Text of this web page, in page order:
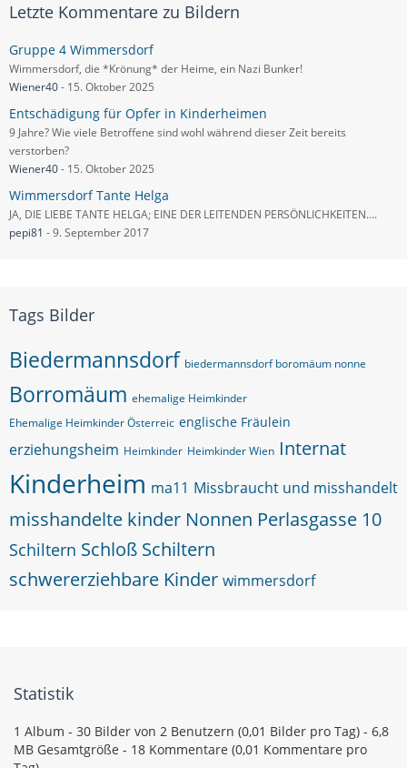
Letzte Kommentare zu Bildern
Gruppe 4 Wimmersdorf
Wimmersdorf, die *Krönung* der Heime, ein Nazi Bunker!
Wiener40- 15. Oktober 2025
Entschädigung für Opfer in Kinderheimen
9 Jahre? Wie viele Betroffene sind wohl während dieser Zeit bereits
verstorben?
Wiener40- 15. Oktober 2025
Wimmersdorf Tante Helga
JA, DIE LIEBE TANTE HELGA; EINE DER LEITENDEN PERSÖNLICHKEITEN....
pepi81 -9. September 2017
Tags Bilder
Biedermannsdorf biedermannsdorf boromäum nonne
Borromäum ehemalige Heimkinder
Ehemalige Heimkinder Österreic englische Fräulein
erziehungsheim Heimkinder Heimkinder Wien Internat
Kinderheim ma11 Missbraucht und misshandelt
misshandelte kinder Nonnen Perlasgasse 10
Schiltern Schloß Schiltern
schwererziehbare Kinder wimmersdorf
Statistik
1 Album - 30 Bilder von 2 Benutzern (0,01 Bilder pro Tag) - 6,8
MB Gesamtgröße - 18 Kommentare (0,01 Kommentare pro